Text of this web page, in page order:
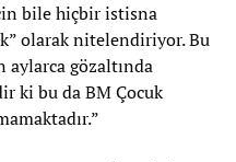
bile hiçbir istisna
olarak nitelendiriyor. Bu
aylarca gözaltında
ki bu da BM Çocuk